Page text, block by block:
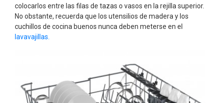
colocarlos entre las filas de tazas o vasos en la rejilla superior.
No obstante, recuerda que los utensilios de madera y los
cuchillos de cocina buenos nunca deben meterse en el
lavavajillas.